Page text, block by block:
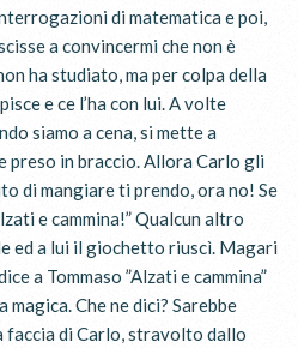
di matematica e poi,
a convincermi che non è
ha studiato, ma per colpa della
e ce l’ha con lui. A volte
siamo a cena, si mette a
preso in braccio. Allora Carlo gli
di mangiare ti prendo, ora no! Se
e cammina!” Qualcun altro
ed a lui il giochetto riuscì. Magari
a Tommaso ”Alzati e cammina”
Che ne dici? Sarebbe
faccia di Carlo, stravolto dallo